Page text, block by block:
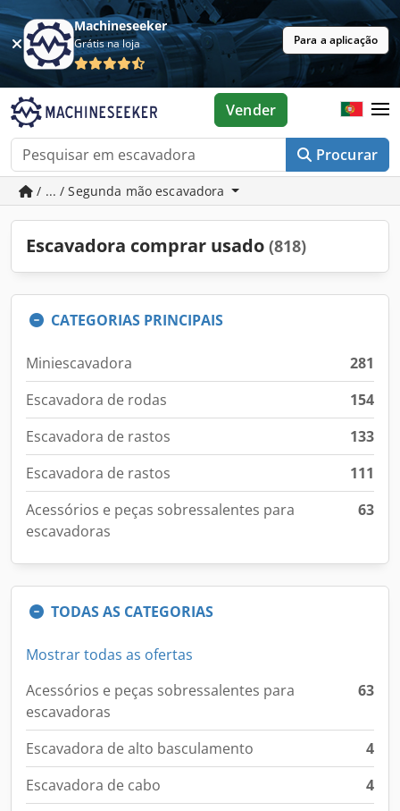
Machineseeker
Grátis na loja Para a aplicação
Procurar
Vender
/ ... / Segunda mão escavadora
Escavadora comprar usado (818)
CATEGORIAS PRINCIPAIS
Miniescavadora
281
Escavadora de rodas
154
Escavadora de rastos
133
Escavadora de rastos
111
Acessórios e peças sobressalentes para
escavadoras
63
TODAS AS CATEGORIAS
Mostrar todas as ofertas
Acessórios e peças sobressalentes para
escavadoras
63
Escavadora de alto basculamento
4
Escavadora de cabo
4